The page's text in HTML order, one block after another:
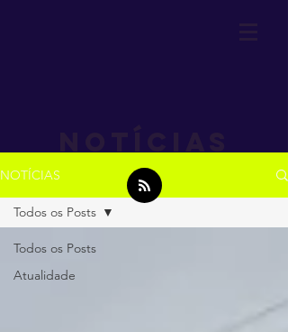
NOTÍCIAS
Todos os Posts
Atualidade
Todos os Posts